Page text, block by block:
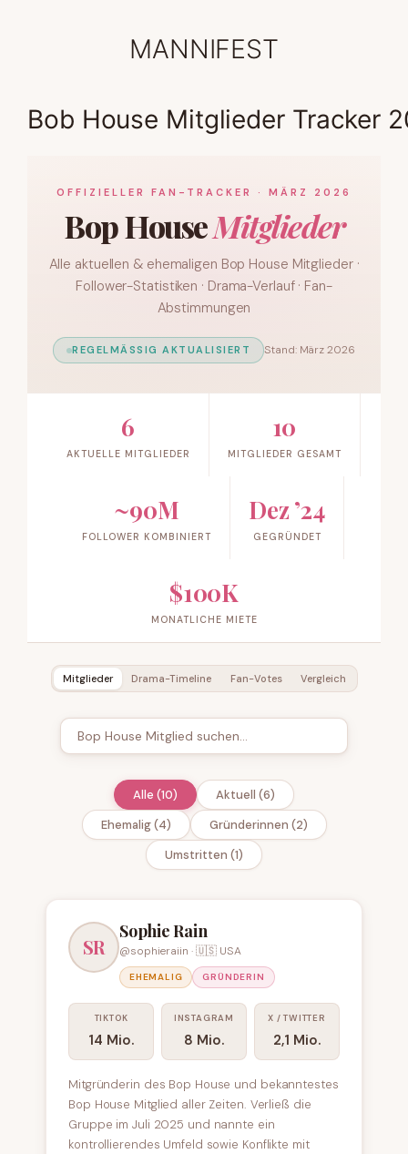
MANNIFEST
Bob House Mitglieder Tracker
OFFIZIELLER FAN-TRACKER · MÄRZ 2026
Bop HouseMitglieder
Alle aktuellen & ehemaligen Bop House Mitglieder ·
Follower-Statistiken · Drama-Verlauf · Fan-
Abstimmungen
REGELMÄSSIG AKTUALISIERT Stand: März 2026
6
AKTUELLE MITGLIEDER
10
MITGLIEDER GESAMT
~90M
FOLLOWER KOMBINIERT
Dez ’24
GEGRÜNDET
$100K
MONATLICHE MIETE
Mitglieder Drama-Timeline Fan-Votes Vergleich
Alle (10)
Aktuell (6)
Ehemalig (4)
Gründerinnen (2)
Umstritten (1)
SR
Sophie Rain
@sophieraiin · 🇺🇸 USA
EHEMALIG GRÜNDERIN
TIKTOK
14 Mio.
INSTAGRAM
8 Mio.
X / TWITTER
2,1 Mio.
Mitgründerin des Bop House und bekanntestes
Bop House Mitglied aller Zeiten. Verließ die
Gruppe im Juli 2025 und nannte ein
kontrollierendes Umfeld sowie Konflikte mit